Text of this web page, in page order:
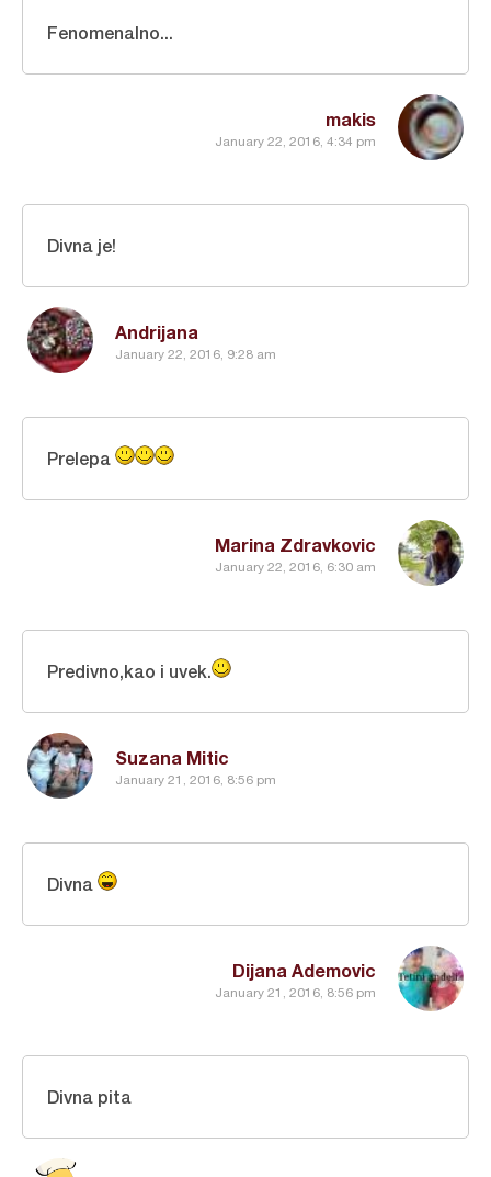
makis
January 22, 2016, 4:34 pm
Fenomenalno...
Andrijana
January 22, 2016, 9:28 am
Divna je!
Marina Zdravkovic
January 22, 2016, 6:30 am
Prelepa
Suzana Mitic
January 21, 2016, 8:56 pm
Predivno,kao i uvek.
Dijana Ademovic
January 21, 2016, 8:56 pm
Divna
Divna pita